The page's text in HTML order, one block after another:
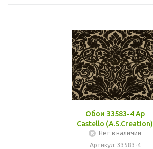
Обои 33583-4 Ap
Castello (A.S.Creation)
Нет в наличии
Артикул: 33583-4